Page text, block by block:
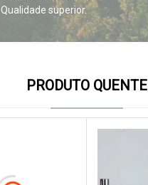
Qualidade superior.
PRODUTO QUENTE